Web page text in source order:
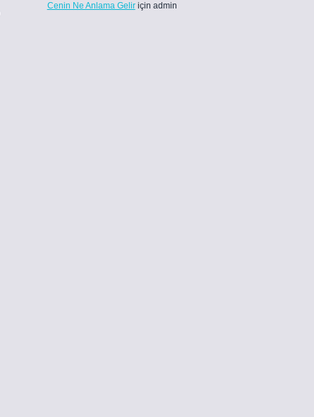
Cenin Ne Anlama Geliriçin admin